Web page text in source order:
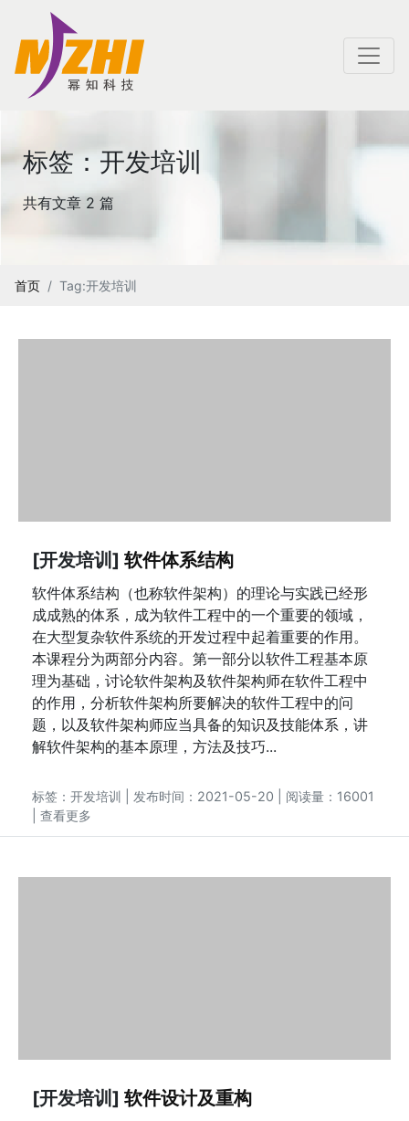
标签：开发培训
共有文章 2 篇
首页 Tag:开发培训
[开发培训] 软件体系结构
软件体系结构（也称软件架构）的理论与实践已经形
成成熟的体系，成为软件工程中的一个重要的领域，
在大型复杂软件系统的开发过程中起着重要的作用。
本课程分为两部分内容。第一部分以软件工程基本原
理为基础，讨论软件架构及软件架构师在软件工程中
的作用，分析软件架构所要解决的软件工程中的问
题，以及软件架构师应当具备的知识及技能体系，讲
解软件架构的基本原理，方法及技巧...
标签： 开发培训
| 发布时间：2021-05-20 | 阅读量：16001
查看更多
[开发培训] 软件设计及重构